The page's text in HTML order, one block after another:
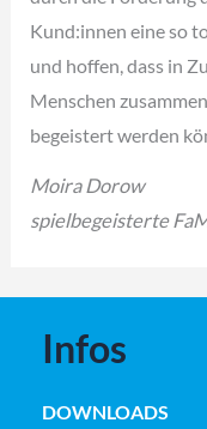
Kund:innen eine so
und hoffen, dass in
Menschen
begeistert werden
Moira Dorow
spielbegeisterte
Infos
DOWNLOADS